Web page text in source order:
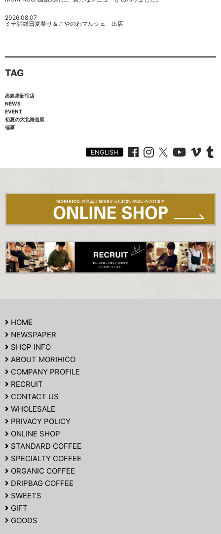
2026.08.07
ミチ駅縁日夏祭り＆こやのわマルシェ 出店
TAG
高島屋新宿店
NEWS
EVENT
初夏の大北海道展
催事
ENGLISH
HOME
NEWSPAPER
SHOP INFO
ABOUT MORIHICO
COMPANY PROFILE
RECRUIT
CONTACT US
WHOLESALE
PRIVACY POLICY
ONLINE SHOP
STANDARD COFFEE
SPECIALTY COFFEE
ORGANIC COFFEE
DRIPBAG COFFEE
SWEETS
GIFT
GOODS